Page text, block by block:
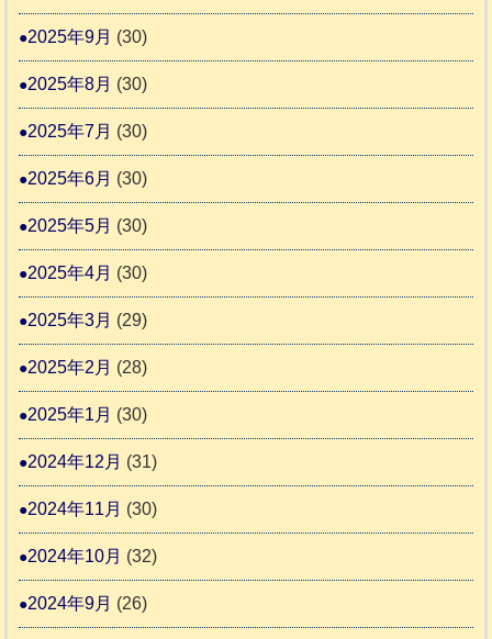
2025年9月 (30)
2025年8月 (30)
2025年7月 (30)
2025年6月 (30)
2025年5月 (30)
2025年4月 (30)
2025年3月 (29)
2025年2月 (28)
2025年1月 (30)
2024年12月 (31)
2024年11月 (30)
2024年10月 (32)
2024年9月 (26)